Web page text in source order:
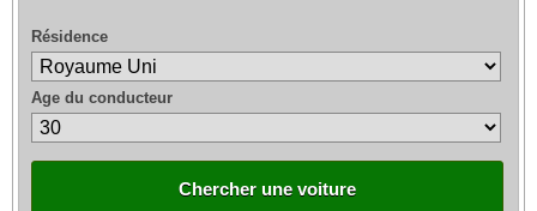
Résidence
Age du conducteur
Chercher une voiture